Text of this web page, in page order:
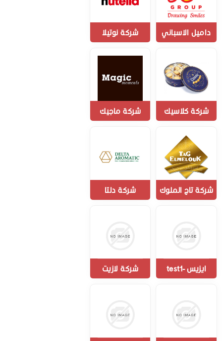
داميل الاسباني شركة نوتيلا
شركة كلاسيك شركة ماجيك
شركة تاج الملوك شركة دلتا
ايزيس -test1 شركة لازيت